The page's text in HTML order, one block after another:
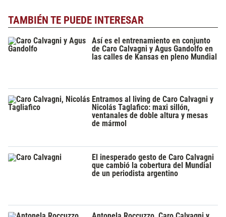
TAMBIÉN TE PUEDE INTERESAR
Así es el entrenamiento en conjunto
de Caro Calvagni y Agus Gandolfo en
las calles de Kansas en pleno Mundial
Entramos al living de Caro Calvagni y
Nicolás Taglafico: maxi sillón,
ventanales de doble altura y mesas
de mármol
El inesperado gesto de Caro Calvagni
que cambió la cobertura del Mundial
de un periodista argentino